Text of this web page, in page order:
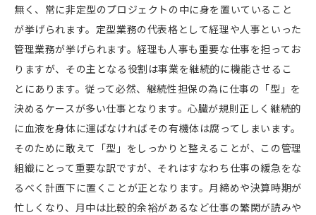
無く、常に非定型のプロジェクトの中に身を置いていること
が挙げられます。定型業務の代表格として経理や人事といった
管理業務が挙げられます。経理も人事も重要な仕事を担ってお
りますが、その主となる役割は事業を継続的に機能させるこ
とにあります。従って必然、継続性担保の為に仕事の「型」を
決めるケースが多い仕事となります。心臓が規則正しく継続的
に血液を身体に運ばなければその有機体は腐ってしまいます。
そのために敢えて「型」をしっかりと整えることが、この管理
組織にとって重要な訳ですが、それはすなわち仕事の緩急をな
るべく計画下に置くことが正となります。月締めや決算時期が
忙しくなり、月中は比較的余裕があるなど仕事の繁閑が読みや